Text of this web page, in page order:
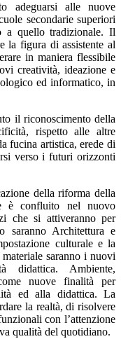
adeguarsi alle nuove
secondarie superiori
a quello tradizionale. Il
la figura di assistente al
in maniera flessibile
creatività, ideazione e
ed informatico, in
il riconoscimento della
rispetto alle altre
fucina artistica, erede di
verso i futuri orizzonti
della riforma della
è confluito nel nuovo
che si attiveranno per
saranno Architettura e
culturale e la
saranno i nuovi
didattica. Ambiente,
nuove finalità per
ed alla didattica. La
la realtà, di risolvere
con l’attenzione
qualità del quotidiano.